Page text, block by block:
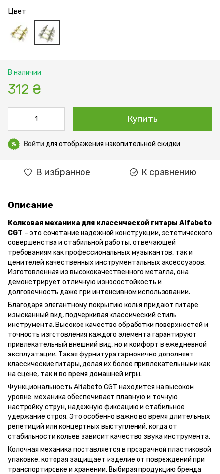
Цвет
В наличии
312 ₴
Купить
% Войти для отображения накопительной скидки
В избранное К сравнению
Описание
Колковая механика для классической гитары Alfabeto
CGT – это сочетание надежной конструкции, эстетического
совершенства и стабильной работы, отвечающей
требованиям как профессиональных музыкантов, так и
ценителей качественных инструментальных аксессуаров.
Изготовленная из высококачественного металла, она
демонстрирует отличную износостойкость и
долговечность даже при интенсивном использовании.
Благодаря элегантному покрытию колья придают гитаре
изысканный вид, подчеркивая классический стиль
инструмента. Высокое качество обработки поверхностей и
точность изготовления каждого элемента гарантируют
привлекательный внешний вид, но и комфорт в ежедневной
эксплуатации. Такая фурнитура гармонично дополняет
классические гитары, делая их более привлекательными как
на сцене, так и во время домашней игры.
Функциональность Alfabeto CGT находится на высоком
уровне: механика обеспечивает плавную и точную
настройку струн, надежную фиксацию и стабильное
удержание строя. Это особенно важно во время длительных
репетиций или концертных выступлений, когда от
стабильности кольев зависит качество звука инструмента.
Колочная механика поставляется в прозрачной пластиковой
упаковке, которая защищает изделие от повреждений при
транспортировке и хранении. Выбирая продукцию бренда